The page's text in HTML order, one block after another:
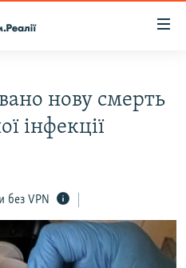
нову смерть
інфекції
без VPN